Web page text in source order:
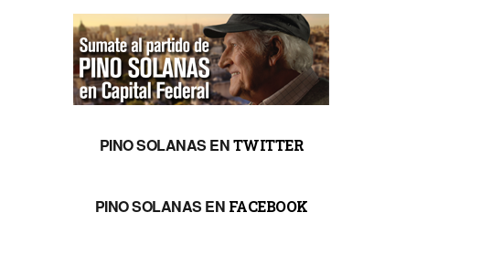
PINO SOLANAS ENTWITTER
PINO SOLANAS EN FACEBOOK